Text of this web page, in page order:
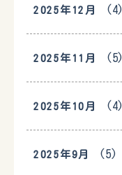
2025年12月 (4)
2025年11月 (5)
2025年10月 (4)
2025年9月 (5)